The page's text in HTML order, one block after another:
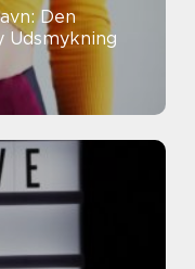
Den
Udsmykning